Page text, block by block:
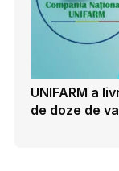
UNIFARM a
de doze de